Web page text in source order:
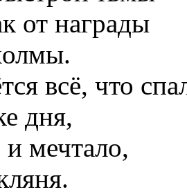
от награды
всё, что
дня,
мечтало,